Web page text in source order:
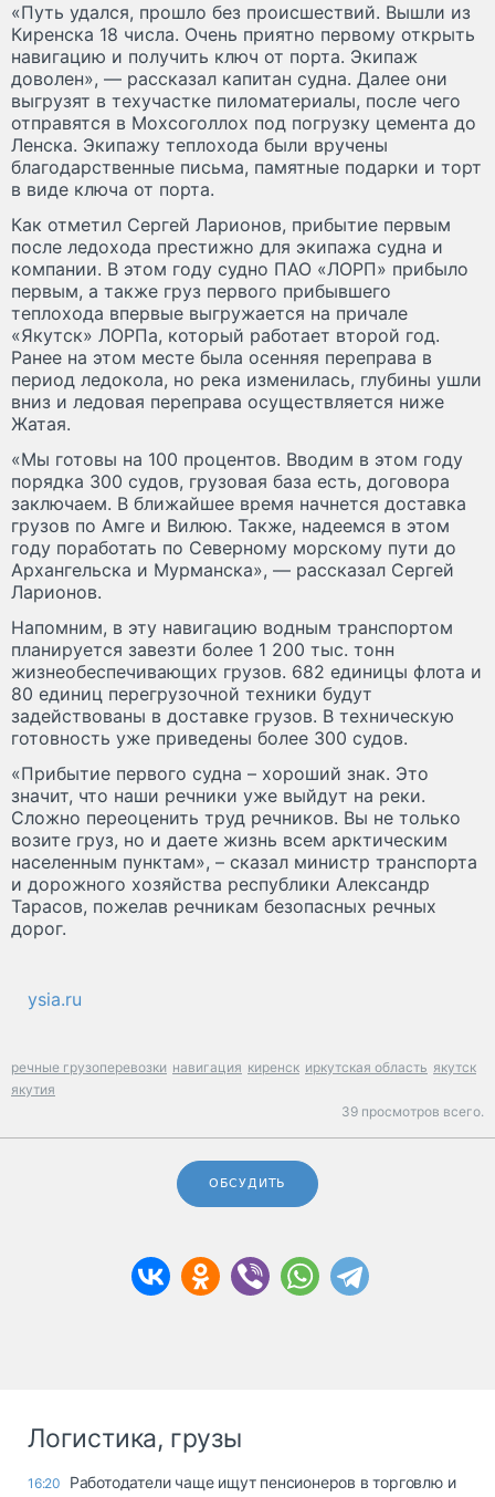
«Путь удался, прошло без происшествий. Вышли из
Киренска 18 числа. Очень приятно первому открыть
навигацию и получить ключ от порта. Экипаж
доволен», — рассказал капитан судна. Далее они
выгрузят в техучастке пиломатериалы, после чего
отправятся в Мохсоголлох под погрузку цемента до
Ленска. Экипажу теплохода были вручены
благодарственные письма, памятные подарки и торт
в виде ключа от порта.
Как отметил Сергей Ларионов, прибытие первым
после ледохода престижно для экипажа судна и
компании. В этом году судно ПАО «ЛОРП» прибыло
первым, а также груз первого прибывшего
теплохода впервые выгружается на причале
«Якутск» ЛОРПа, который работает второй год.
Ранее на этом месте была осенняя переправа в
период ледокола, но река изменилась, глубины ушли
вниз и ледовая переправа осуществляется ниже
Жатая.
«Мы готовы на 100 процентов. Вводим в этом году
порядка 300 судов, грузовая база есть, договора
заключаем. В ближайшее время начнется доставка
грузов по Амге и Вилюю. Также, надеемся в этом
году поработать по Северному морскому пути до
Архангельска и Мурманска», — рассказал Сергей
Ларионов.
Напомним, в эту навигацию водным транспортом
планируется завезти более 1 200 тыс. тонн
жизнеобеспечивающих грузов. 682 единицы флота и
80 единиц перегрузочной техники будут
задействованы в доставке грузов. В техническую
готовность уже приведены более 300 судов.
«Прибытие первого судна – хороший знак. Это
значит, что наши речники уже выйдут на реки.
Сложно переоценить труд речников. Вы не только
возите груз, но и даете жизнь всем арктическим
населенным пунктам», – сказал министр транспорта
и дорожного хозяйства республики Александр
Тарасов, пожелав речникам безопасных речных
дорог.
ysia.ru
речные грузоперевозки навигация киренск иркутская область якутск
якутия
39 просмотров всего.
ОБСУДИТЬ
Логистика, грузы
16:20
Работодатели чаще ищут пенсионеров в торговлю и